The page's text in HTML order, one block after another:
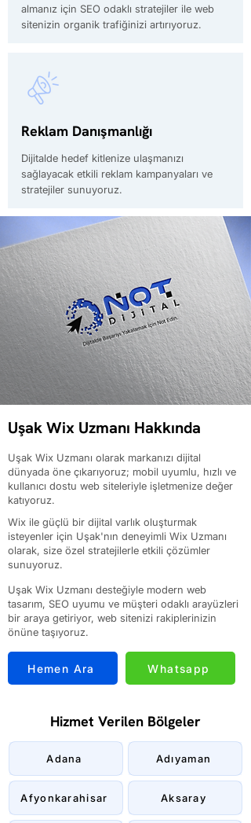
almanız için SEO odaklı stratejiler ile web
sitenizin organik trafiğinizi artırıyoruz.
Reklam Danışmanlığı
Dijitalde hedef kitlenize ulaşmanızı
sağlayacak etkili reklam kampanyaları ve
stratejiler sunuyoruz.
Uşak Wix Uzmanı Hakkında
Uşak Wix Uzmanı olarak markanızı dijital
dünyada öne çıkarıyoruz; mobil uyumlu, hızlı ve
kullanıcı dostu web siteleriyle işletmenize değer
katıyoruz.
Wix ile güçlü bir dijital varlık oluşturmak
isteyenler için Uşak'nın deneyimli Wix Uzmanı
olarak, size özel stratejilerle etkili çözümler
sunuyoruz.
Uşak Wix Uzmanı desteğiyle modern web
tasarım, SEO uyumu ve müşteri odaklı arayüzleri
bir araya getiriyor, web sitenizi rakiplerinizin
önüne taşıyoruz.
Hemen Ara Whatsapp
Hizmet Verilen Bölgeler
Adana
Afyonkarahisar
Adıyaman
Aksaray